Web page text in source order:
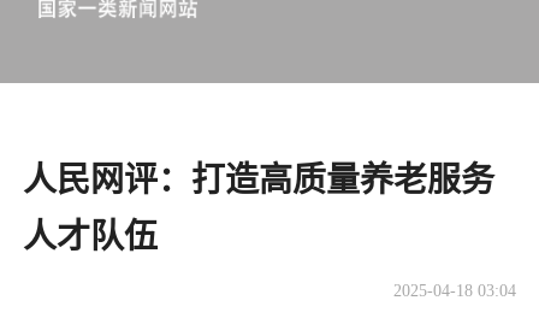
人民网评：打造高质量养老服务
人才队伍
2025-04-18 03:04